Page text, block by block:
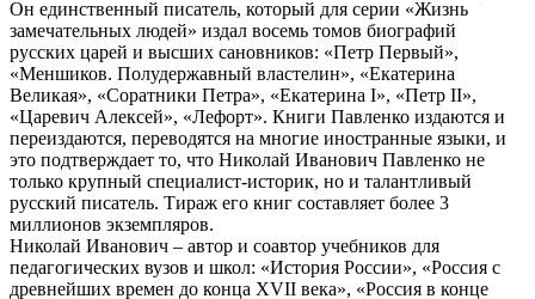
Он единственный писатель, который для серии «Жизнь
замечательных людей» издал восемь томов биографий
русских царей и высших сановников: «Петр Первый»,
«Меншиков. Полудержавный властелин», «Екатерина
Великая», «Соратники Петра», «Екатерина I», «Петр II»,
«Царевич Алексей», «Лефорт». Книги Павленко издаются и
переиздаются, переводятся на многие иностранные языки, и
это подтверждает то, что Николай Иванович Павленко не
только крупный специалист-историк, но и талантливый
русский писатель. Тираж его книг составляет более 3
миллионов экземпляров.
Николай Иванович – автор и соавтор учебников для
педагогических вузов и школ: «История России», «Россия с
древнейших времен до конца XVII века», «Россия в конце